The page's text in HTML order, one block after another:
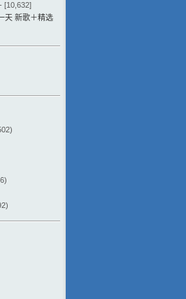
- [10,632]
天 新歌＋精选